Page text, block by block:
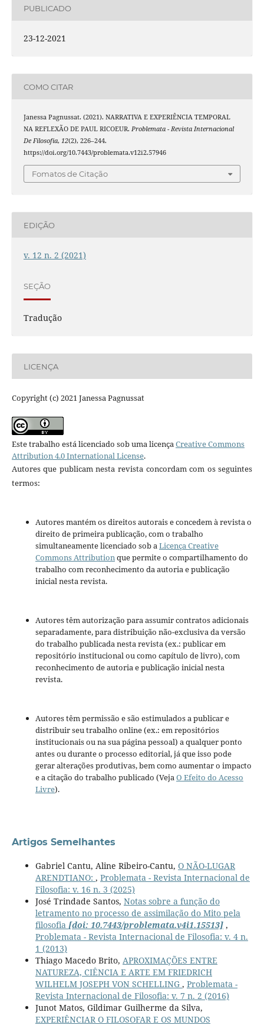
PUBLICADO
23-12-2021
COMO CITAR
Janessa Pagnussat. (2021). NARRATIVA E EXPERIÊNCIA TEMPORAL
NA REFLEXÃO DE PAUL RICOEUR. Problemata - Revista Internacional
De Filosofia, 12(2), 226–244.
https://doi.org/10.7443/problemata.v12i2.57946
Fomatos de Citação
EDIÇÃO
v. 12 n. 2 (2021)
SEÇÃO
Tradução
LICENÇA
Copyright (c) 2021 Janessa Pagnussat
Este trabalho está licenciado sob uma licençaCreative Commons
Attribution 4.0 International License.
Autores que publicam nesta revista concordam com os seguintes
termos:
Autores mantém os direitos autorais e concedem à revista o
direito de primeira publicação, com o trabalho
simultaneamente licenciado sob aLicença Creative
Commons Attributionque permite o compartilhamento do
trabalho com reconhecimento da autoria e publicação
inicial nesta revista.
Autores têm autorização para assumir contratos adicionais
separadamente, para distribuição não-exclusiva da versão
do trabalho publicada nesta revista (ex.: publicar em
repositório institucional ou como capítulo de livro), com
reconhecimento de autoria e publicação inicial nesta
revista.
Autores têm permissão e são estimulados a publicar e
distribuir seu trabalho online (ex.: em repositórios
institucionais ou na sua página pessoal) a qualquer ponto
antes ou durante o processo editorial, já que isso pode
gerar alterações produtivas, bem como aumentar o impacto
e a citação do trabalho publicado (VejaO Efeito do Acesso
Livre).
Artigos Semelhantes
Gabriel Cantu, Aline Ribeiro-Cantu, O NÃO-LUGAR
ARENDTIANO: , Problemata - Revista Internacional de
Filosofia: v. 16 n. 3 (2025)
José Trindade Santos, Notas sobre a função do
letramento no processo de assimilação do Mito pela
filosofia [doi: 10.7443/problemata.v4i1.15513],
Problemata - Revista Internacional de Filosofia: v. 4 n.
1 (2013)
Thiago Macedo Brito, APROXIMAÇÕES ENTRE
NATUREZA, CIÊNCIA E ARTE EM FRIEDRICH
WILHELM JOSEPH VON SCHELLING , Problemata -
Revista Internacional de Filosofia: v. 7 n. 2 (2016)
Junot Matos, Gildimar Guilherme da Silva,
EXPERIÊNCIAR O FILOSOFAR E OS MUNDOS